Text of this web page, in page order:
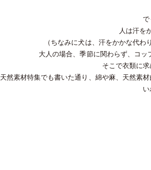
人は汗を
（ちなみに犬は、汗をかかな代
大人の場合、季節に関わらず、コッ
そこで衣類に
天然素材特集でも書いた通り、綿や麻、天然素